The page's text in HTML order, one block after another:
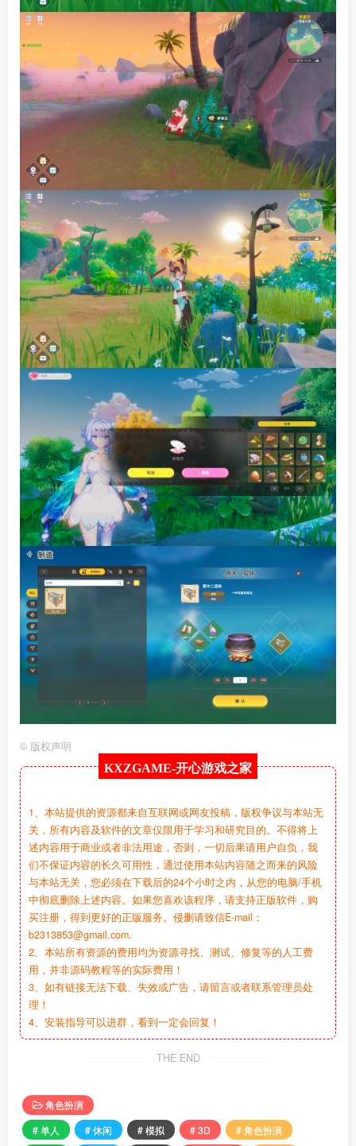
© 版权声明
KXZGAME-开心游戏之家
1、本站提供的资源都来自互联网或网友投稿，版权争议与本站无
关，所有内容及软件的文章仅限用于学习和研究目的。不得将上
述内容用于商业或者非法用途，否则，一切后果请用户自负，我
们不保证内容的长久可用性，通过使用本站内容随之而来的风险
与本站无关，您必须在下载后的24个小时之内，从您的电脑/手机
中彻底删除上述内容。如果您喜欢该程序，请支持正版软件，购
买注册，得到更好的正版服务。侵删请致信E-mail：
b2313853@gmail.com.
2、本站所有资源的费用均为资源寻找、测试、修复等的人工费
用，并非源码教程等的实际费用！
3、如有链接无法下载、失效或广告，请留言或者联系管理员处
理！
4、安装指导可以进群，看到一定会回复！
THE END
角色扮演
# 单人
# 休闲 # 模拟 # 3D
# 角色扮演